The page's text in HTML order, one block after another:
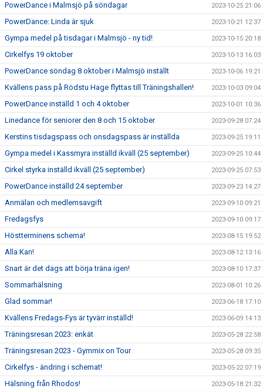
PowerDance i Malmsjö på söndagar 2023-10-25 21:06
PowerDance: Linda är sjuk 2023-10-21 12:37
Gympa medel på tisdagar i Malmsjö - ny tid! 2023-10-15 20:18
Cirkelfys 19 oktober 2023-10-13 16:03
PowerDance söndag 8 oktober i Malmsjö inställt 2023-10-06 19:21
Kvällens pass på Rödstu Hage flyttas till Träningshallen! 2023-10-03 09:04
PowerDance inställd 1 och 4 oktober 2023-10-01 10:36
Linedance för seniorer den 8 och 15 oktober 2023-09-28 07:24
Kerstins tisdagspass och onsdagspass är inställda 2023-09-25 19:11
Gympa medel i Kassmyra inställd ikväll (25 september) 2023-09-25 10:44
Cirkel styrka inställd ikväll (25 september) 2023-09-25 07:53
PowerDance inställd 24 september 2023-09-23 14:27
Anmälan och medlemsavgift 2023-09-10 09:21
Fredagsfys 2023-09-10 09:17
Höstterminens schema! 2023-08-15 19:52
Alla Kan! 2023-08-12 13:16
Snart är det dags att börja träna igen! 2023-08-10 17:37
Sommarhälsning 2023-08-01 10:26
Glad sommar! 2023-06-18 17:10
Kvällens Fredags-Fys är tyvärr inställd! 2023-06-09 14:13
Träningsresan 2023: enkät 2023-05-28 22:58
Träningsresan 2023 - Gymmix on Tour 2023-05-28 09:35
Cirkelfys - ändring i schemat! 2023-05-22 07:19
Hälsning från Rhodos! 2023-05-18 21:32